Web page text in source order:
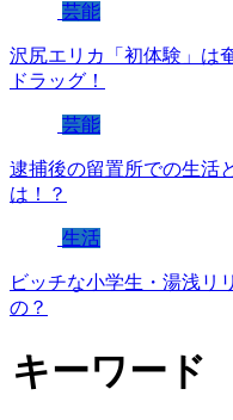
芸能
沢尻エリカ「初体験」は
ドラッグ！
芸能
逮捕後の留置所での生活
は！？
生活
ビッチな小学生・湯浅リ
の？
キーワード